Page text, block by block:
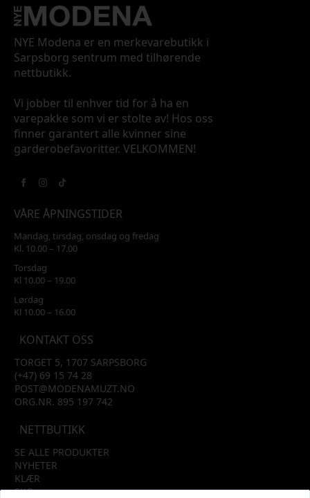
NYE Modena er en merkevarebutikk i
Sarpsborg sentrum med tilhørende
nettbutikk.
Vi jobber til enhver tid for å ha en
varepakke som vi er stolte av! Hos oss
finner garantert alle kvinner sine
garderobefavoritter. VELKOMMEN!
VÅRE ÅPNINGSTIDER
Mandag, tirsdag, onsdag og fredag
Kl. 10.00 – 17.00
Torsdag
Kl 10.00 – 19.00
Lørdag
Kl 10.00 – 16.00
KONTAKT OSS
TORGET 5, 1707 SARPSBORG
(+47) 69 15 74 28
POST@MODENAMUZT.NO
ORG.NR. 895 197 742
NETTBUTIKK
SE ALLE PRODUKTER
NYHETER
KLÆR
SKO